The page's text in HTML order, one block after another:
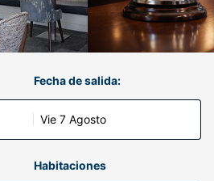
Fecha de salida:
Vie 7 Agosto
Habitaciones